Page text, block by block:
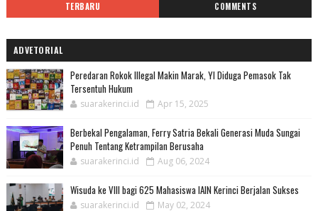
TERBARU COMMENTS
ADVETORIAL
Peredaran Rokok Illegal Makin Marak, YI Diduga Pemasok Tak
Tersentuh Hukum
suarakerinci.id Apr 15, 2025
Berbekal Pengalaman, Ferry Satria Bekali Generasi Muda Sungai
Penuh Tentang Ketrampilan Berusaha
suarakerinci.id Aug 06, 2024
Wisuda ke VIII bagi 625 Mahasiswa IAIN Kerinci Berjalan Sukses
suarakerinci.id May 02, 2024